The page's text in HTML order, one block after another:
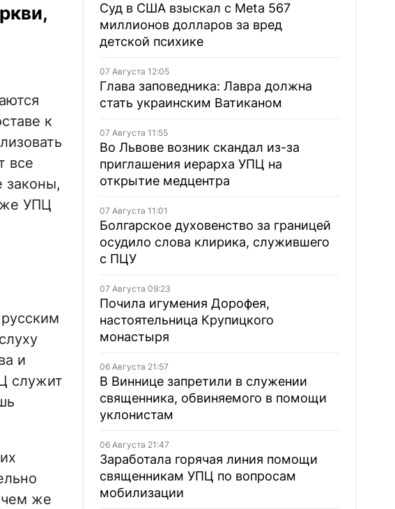
к
все
законы,
УПЦ
и
служит
же
Суд в США взыскал с Meta 567
миллионов долларов за вред
детской психике
07 Августа 12:05
Глава заповедника: Лавра должна
стать украинским Ватиканом
07 Августа 11:55
Во Львове возник скандал из-за
приглашения иерарха УПЦ на
открытие медцентра
07 Августа 11:01
Болгарское духовенство за границей
осудило слова клирика, служившего
с ПЦУ
07 Августа 09:23
Почила игумения Дорофея,
настоятельница Крупицкого
монастыря
06 Августа 21:57
В Виннице запретили в служении
священника, обвиняемого в помощи
уклонистам
06 Августа 21:47
Заработала горячая линия помощи
священникам УПЦ по вопросам
мобилизации